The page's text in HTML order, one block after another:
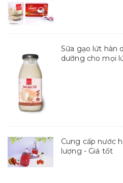
Sữa gạo lứt hàn
dưỡng cho mọi
Cung cấp nước
lượng - Giá tốt